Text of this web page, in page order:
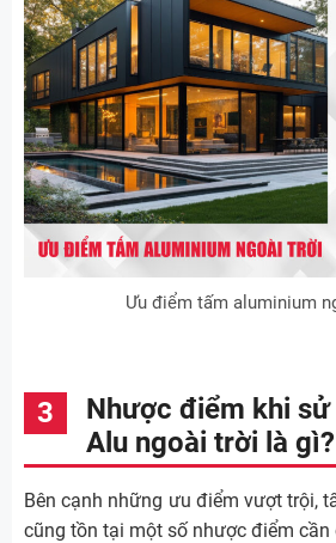
Ưu điểm tấm aluminium
Nhược điểm khi
Alu ngoài trời là gì?
Bên cạnh những ưu điểm vượt trội,
cũng tồn tại một số nhược điểm cần